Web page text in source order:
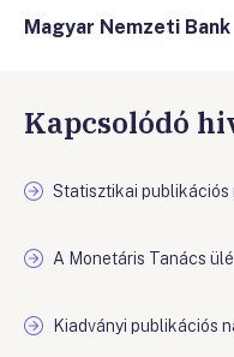
Magyar Nemzeti Bank
Kapcsolódó
Statisztikai publikációs
A Monetáris Tanács
Kiadványi publikációs